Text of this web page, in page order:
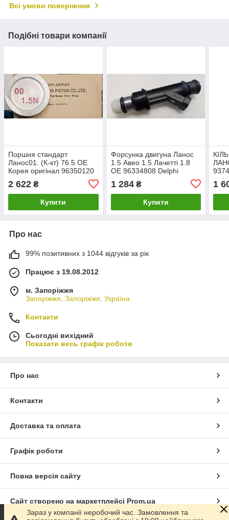
Всі умови повернення
Подібні товари компанії
Поршня стандарт
Ланос01. (К-кт) 76.5 OE
Корея оригінал 96350120
2 622 ₴
Купити
Форсунка двигуна Ланос
1.5 Авео 1.5 Лачетті 1.8
OE 96334808 Delphi
25332990
1 284₴
Купити
1
Про нас
99% позитивних з 1044 відгуків за рік
Працює з 19.08.2012
м. Запоріжжя
Запоріжжя, Запоріжжя, Україна
Контакти
Сьогодні вихідний
Показати весь графік роботи
Про нас
Контакти
Доставка та оплата
Графік роботи
Повна версія сайту
Сайт створено на маркетплейсі Prom.ua
Зараз у компанії неробочий час. Замовлення та